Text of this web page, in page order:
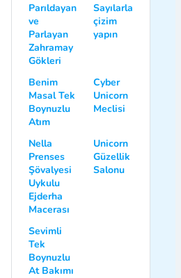
Parıldayan
ve
Parlayan
Zahramay
Gökleri
Sayılarla
çizim
yapın
Benim
Masal Tek
Boynuzlu
Atım
Cyber
Unicorn
Meclisi
Nella
Prenses
Şövalyesi
Uykulu
Ejderha
Macerası
Unicorn
Güzellik
Salonu
Sevimli
Tek
Boynuzlu
At Bakımı